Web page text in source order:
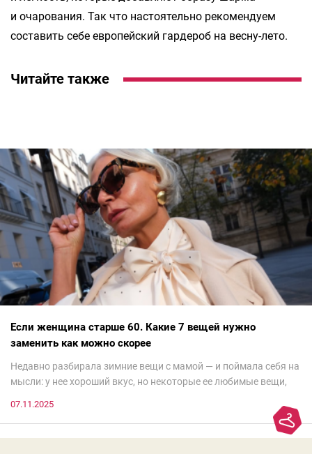
и очарования. Так что настоятельно рекомендуем
составить себе европейский гардероб на весну-лето.
Читайте также
Если женщина старше 60. Какие 7 вещей нужно
заменить как можно скорее
Недавно разбирала зимние вещи с мамой — и поймала себя на
мысли: у нее хороший вкус, но некоторые ее любимые вещи,
моды. Вовсе нет.Проблема в том, что сама мода сделала шаг
07.11.2025